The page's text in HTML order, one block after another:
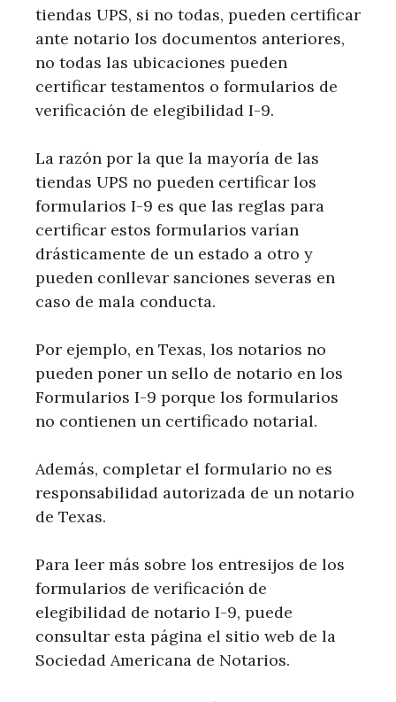
tiendas UPS, si no todas, pueden certificar
ante notario los documentos anteriores,
no todas las ubicaciones pueden
certificar testamentos o formularios de
verificación de elegibilidad I-9.
La razón por la que la mayoría de las
tiendas UPS no pueden certificar los
formularios I-9 es que las reglas para
certificar estos formularios varían
drásticamente de un estado a otro y
pueden conllevar sanciones severas en
caso de mala conducta.
Por ejemplo, en Texas, los notarios no
pueden poner un sello de notario en los
Formularios I-9 porque los formularios
no contienen un certificado notarial.
Además, completar el formulario no es
responsabilidad autorizada de un notario
de Texas.
Para leer más sobre los entresijos de los
formularios de verificación de
elegibilidad de notario I-9, puede
consultar esta página el sitio web de la
Sociedad Americana de Notarios.